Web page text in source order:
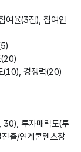
여율(3점), 참여인
(10), 경쟁력(20)
30), 투자매력도(투
출/연계콘텐츠창